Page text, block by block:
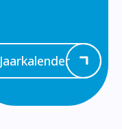
Jaarkalender